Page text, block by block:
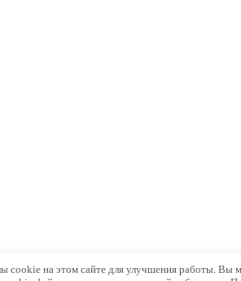
cookie на этом сайте для улучшения работы. Вы